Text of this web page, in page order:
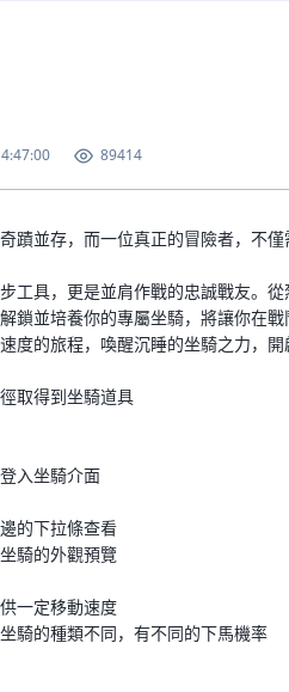
89414
蹟並存，而一位真正的冒險者，不
工具，更是並肩作戰的忠誠戰友。
鎖並培養你的專屬坐騎，將讓你在
度的旅程，喚醒沉睡的坐騎之力，
取得到坐騎道具
入坐騎介面
的下拉條查看
騎的外觀預覽
一定移動速度
騎的種類不同，有不同的下馬機率
用户名
登录